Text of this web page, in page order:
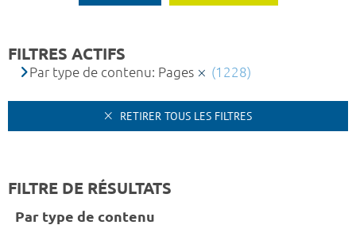
FILTRES ACTIFS
Par type de contenu: Pages (1228)
RETIRER TOUS LES FILTRES
FILTRE DE RÉSULTATS
Par type de contenu